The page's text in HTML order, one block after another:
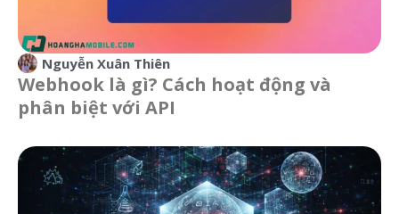
Nguyễn Xuân Thiên
Webhook là gì? Cách hoạt động và
phân biệt với API